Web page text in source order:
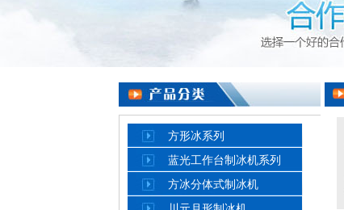
方形冰系列
蓝光工作台制冰机系列
方冰分体式制冰机